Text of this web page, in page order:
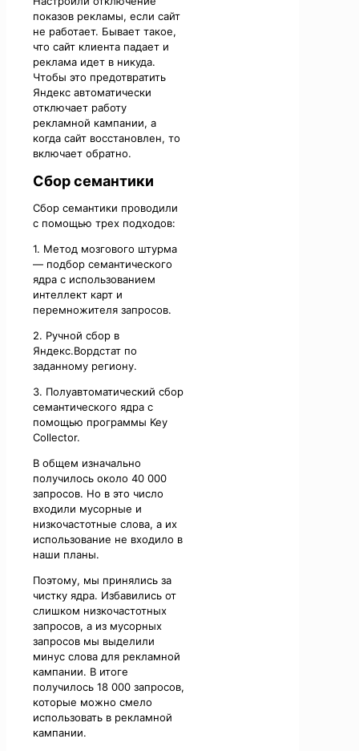
показов рекламы, если сайт
не работает. Бывает такое,
что сайт клиента падает и
реклама идет в никуда.
Чтобы это предотвратить
Яндекс автоматически
отключает работу
рекламной кампании, а
когда сайт восстановлен, то
включает обратно.
Сбор семантики
Сбор семантики проводили
с помощью трех подходов:
1. Метод мозгового штурма
— подбор семантического
ядра с использованием
интеллект карт и
перемножителя запросов.
2. Ручной сбор в
Яндекс.Вордстат по
заданному региону.
3. Полуавтоматический сбор
семантического ядра с
помощью программы Key
Collector.
В общем изначально
получилось около 40 000
запросов. Но в это число
входили мусорные и
низкочастотные слова, а их
использование не входило в
наши планы.
Поэтому, мы принялись за
чистку ядра. Избавились от
слишком низкочастотных
запросов, а из мусорных
запросов мы выделили
минус слова для рекламной
кампании. В итоге
получилось 18 000 запросов,
которые можно смело
использовать в рекламной
кампании.